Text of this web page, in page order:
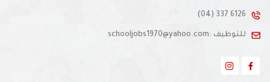
(04) 337 6126
للتوظيف :schooljobs1970@yahoo.com